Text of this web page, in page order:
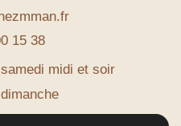
15 38
midi et soir